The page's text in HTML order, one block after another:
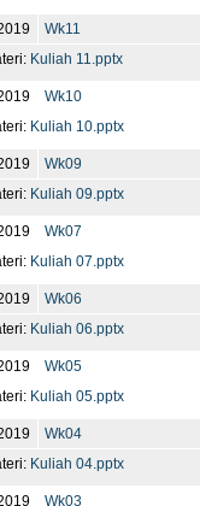
Wk11
Kuliah 11.pptx
Wk10
Kuliah 10.pptx
Wk09
Kuliah 09.pptx
Wk07
Kuliah 07.pptx
Wk06
Kuliah 06.pptx
Wk05
Kuliah 05.pptx
Wk04
Kuliah 04.pptx
Wk03